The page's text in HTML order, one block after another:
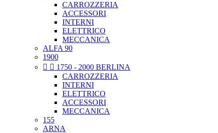
CARROZZERIA
ACCESSORI
INTERNI
ELETTRICO
MECCANICA
ALFA 90
1900
  1750 - 2000 BERLINA
CARROZZERIA
INTERNI
ELETTRICO
ACCESSORI
MECCANICA
155
ARNA